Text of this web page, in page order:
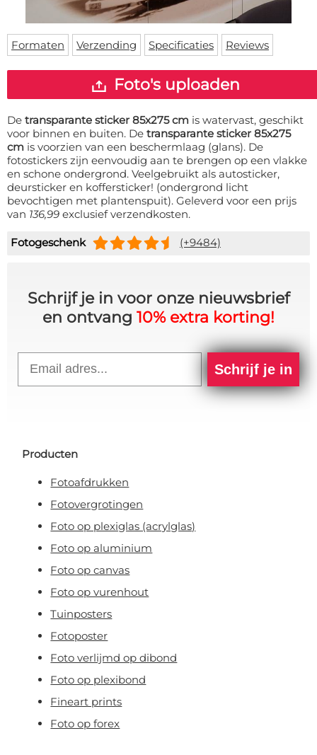
Vloermat
Skateboard deck
Levertijden
Inloggen
WhatsApp
Formaten Verzending Specificaties Reviews
Foto's uploaden
De transparante sticker 85x275 cm is watervast, geschikt
voor binnen en buiten. De transparante sticker 85x275
cm is voorzien van een beschermlaag (glans). De
fotostickers zijn eenvoudig aan te brengen op een vlakke
en schone ondergrond. Veelgebruikt als autosticker,
deursticker en koffersticker! (ondergrond licht
bevochtigen met plantenspuit). Geleverd voor een prijs
van 136,99 exclusief verzendkosten.
Fotogeschenk (+9484)
Schrijf je in voor onze nieuwsbrief
en ontvang 10% extra korting!
Schrijf je in
Producten
Fotoafdrukken
Fotovergrotingen
Foto op plexiglas (acrylglas)
Foto op aluminium
Foto op canvas
Foto op vurenhout
Tuinposters
Fotoposter
Foto verlijmd op dibond
Foto op plexibond
Fineart prints
Foto op forex